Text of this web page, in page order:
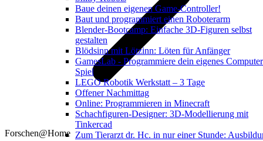
Baue deinen eigenen Game-Controller!
Baut und programmiert einen Roboterarm
Blender-Bootcamp: Einfache 3D-Figuren selbst
gestalten
Blödsinn mit Lötzinn: Löten für Anfänger
GamesLab - Programmiere dein eigenes
Spiel
LEGO Robotik Werkstatt – 3 Tage
Offener Nachmittag
Online: Programmieren in Minecraft
Schachfiguren-Designer: 3D-Modellierung mit
Tinkercad
Zum Tierarzt dr. Hc. in nur einer Stunde:
Forschen@Home